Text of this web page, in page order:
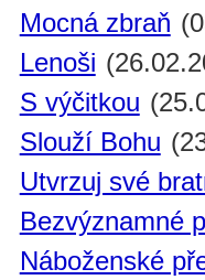
Mocná zbraň
Lenoši
S výčitkou
Slouží Bohu
Utvrzuj své
Bezvýznamné
Náboženské